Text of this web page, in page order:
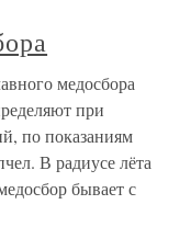
медосбора
при
по показаниям
В радиусе лёта
бывает с